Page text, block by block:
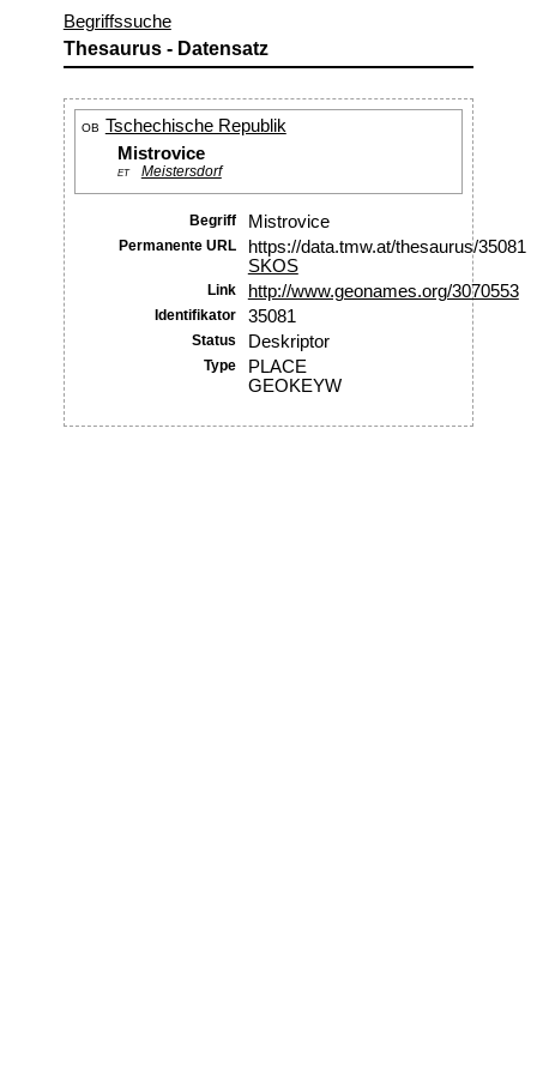
Begriffssuche
Thesaurus - Datensatz
OB Tschechische Republik
Mistrovice
ET Meistersdorf
Begriff Mistrovice
Permanente URL
https://data.tmw.at/thesaurus/35081
SKOS
Link http://www.geonames.org/3070553
Identifikator 35081
Status Deskriptor
Type
PLACE
GEOKEYW